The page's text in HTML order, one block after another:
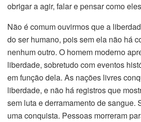
obrigar a agir, falar e pensar como
Não é comum ouvirmos que a
do ser humano, pois sem ela não há
nenhum outro. O homem moderno
liberdade, sobretudo com eventos
em função dela. As nações livres
liberdade, e não há registros que
sem luta e derramamento de sangue.
uma conquista. Pessoas morreram